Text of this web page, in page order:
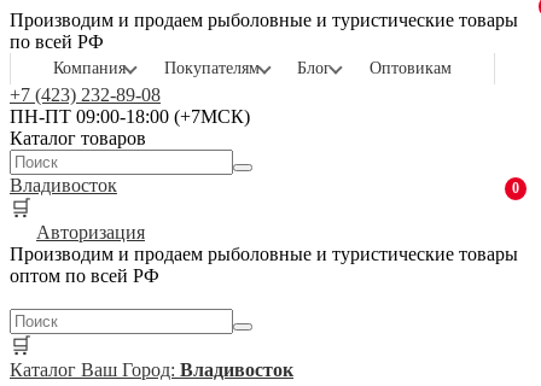
Производим и продаем рыболовные и туристические товары
по всей РФ
Компания Покупателям Блог Оптовикам
+7 (423) 232-89-08
ПН-ПТ 09:00-18:00 (+7МСК)
Каталог товаров
Владивосток
🛒
0
Авторизация
Производим и продаем рыболовные и туристические товары
оптом по всей РФ
🛒
Каталог Ваш Город: Владивосток